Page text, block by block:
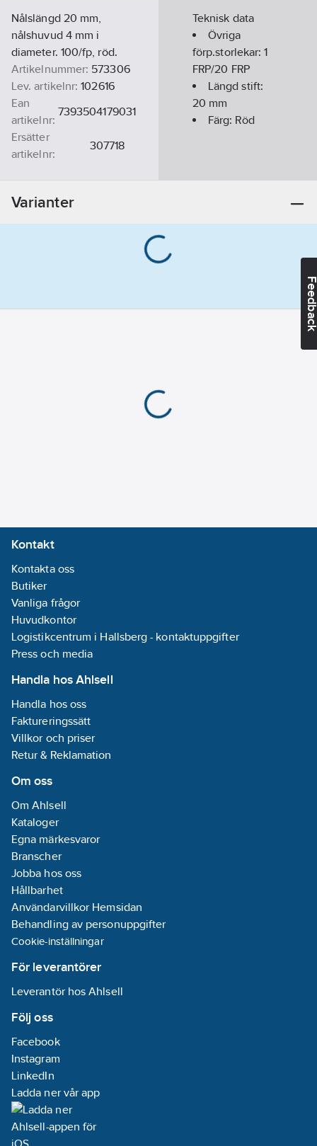
Nålslängd 20 mm,
nålshuvud 4 mm i
diameter. 100/fp, röd.
Artikelnummer: 573306
Lev. artikelnr: 102616
Ean
artikelnr:
7393504179031
Ersätter
artikelnr:
307718
Teknisk data
Övriga
förp.storlekar:1
FRP/20 FRP
Längd stift:
20 mm
Färg: Röd
Varianter
Kontakt
Kontakta oss
Butiker
Vanliga frågor
Huvudkontor
Logistikcentrum i Hallsberg - kontaktuppgifter
Press och media
Handla hos Ahlsell
Handla hos oss
Faktureringssätt
Villkor och priser
Retur & Reklamation
Om oss
Om Ahlsell
Kataloger
Egna märkesvaror
Branscher
Jobba hos oss
Hållbarhet
Användarvillkor Hemsidan
Behandling av personuppgifter
Cookie-inställningar
För leverantörer
Leverantör hos Ahlsell
Följ oss
Facebook
Instagram
LinkedIn
Ladda ner vår app